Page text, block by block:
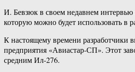
И. Бевзюк в своем недавнем
которую можно будет использовать в
К настоящему времени разработчики
предприятия «Авиастар-СП». Этот
средним Ил-276.